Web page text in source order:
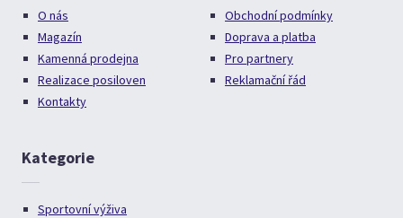
O nás
Magazín
Kamenná prodejna
Realizace posiloven
Kontakty
Obchodní podmínky
Doprava a platba
Pro partnery
Reklamační řád
Kategorie
Sportovní výživa